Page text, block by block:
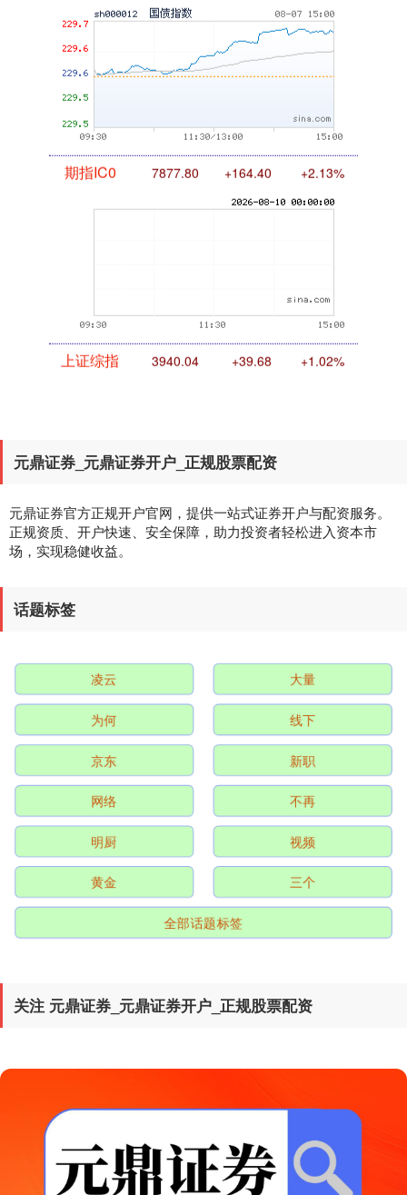
国债指数 229.69 +0.04%
+164.40 +2.13%
沪深300 4694.44 +0.93%
创业板指 3563.12 +47.56 +1.35%
元鼎证券_元鼎证券开户_正规股票配资
元鼎证券官方正规开户官网，提供一站式证券开户与配资服务。
正规资质、开户快速、安全保障，助力投资者轻松进入资本市
场，实现稳健收益。
话题标签
凌云 大量
为何 线下
京东 新职
网络 不再
明厨 视频
黄金 三个
全部话题标签
关注 元鼎证券_元鼎证券开户_正规股票配资